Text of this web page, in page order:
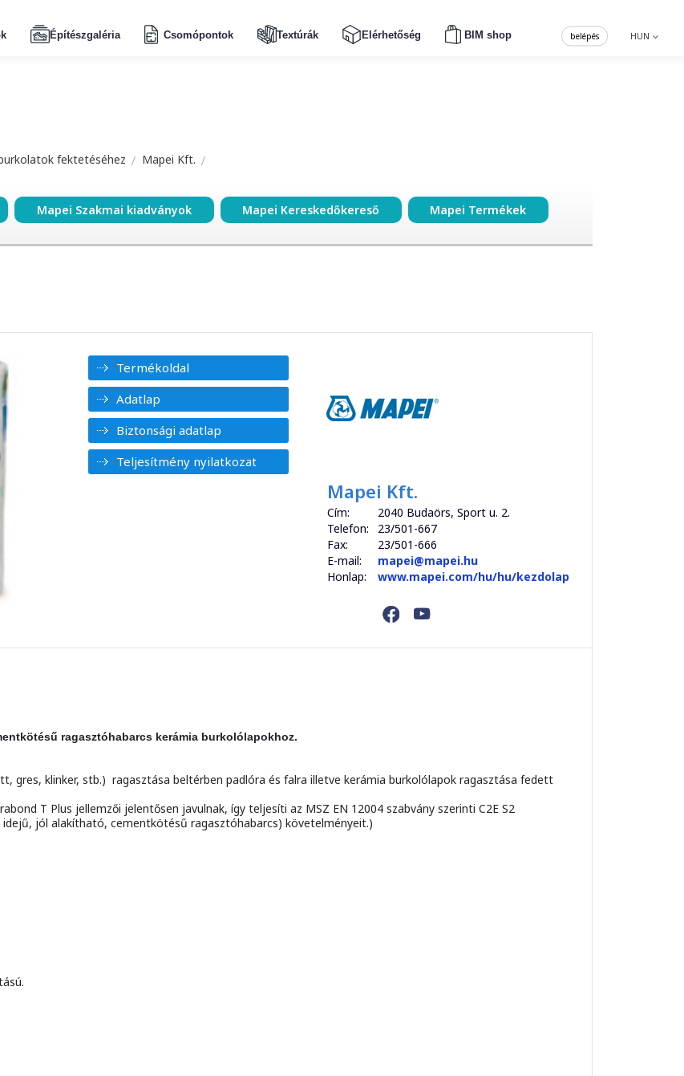
Építészgaléria Csomópontok Textúrák Elérhetőség BIM shop HUN
belépés
fektetéséhez Mapei Kft.
Mapei Szakmai kiadványok Mapei Kereskedőkereső Mapei Termékek
Termékoldal
Adatlap
Biztonsági adatlap
Teljesítmény nyilatkozat
Mapei Kft.
Cím:
2040 Budaörs, Sport u. 2.
Telefon:
23/501-667
Fax:
23/501-666
E-mail:
mapei@mapei.hu
Honlap:
www.mapei.com/hu/hu/kezdolap
ragasztóhabarcs kerámia burkolólapokhoz.
gres, klinker, stb.) ragasztása beltérben padlóra és falra illetve kerámia burkolólapok ragasztása fedett
T Plus jellemzői jelentősen javulnak, így teljesíti az MSZ EN 12004 szabvány szerinti C2E S2
jól alakítható, cementkötésű ragasztóhabarcs) követelményeit.)